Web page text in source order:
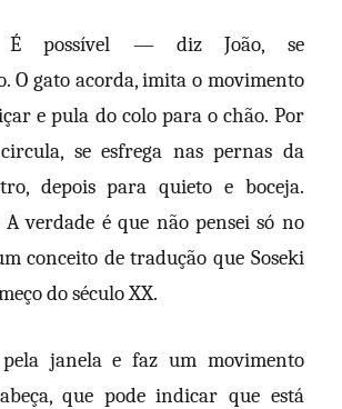
É possível — diz João, se
O gato acorda, imita o movimento
e pula do colo para o chão. Por
se esfrega nas pernas da
depois para quieto e boceja.
verdade é que não pensei só no
conceito de tradução que Soseki
do século XX.
janela e faz um movimento
que pode indicar que está